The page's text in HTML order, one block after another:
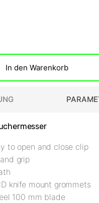
In den Warenkorb
to open and close clip
grip
knife mount grommets
100 mm blade